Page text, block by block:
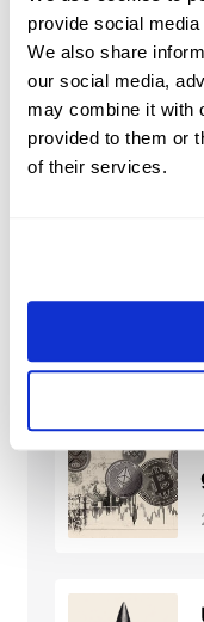
provide social
We also share
our social media,
may combine it with
provided to them or
of their services.
trading by
expectations
movements